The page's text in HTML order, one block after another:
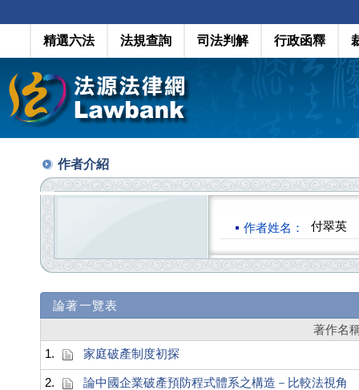
精選六法 法規查詢 司法判解 行政函釋
作者介紹
作者姓名： 付翠英
論著一覽表
著作名
1.
家庭破產制度初探
2. 論中國企業破產預防程式體系之構造－比較法視角